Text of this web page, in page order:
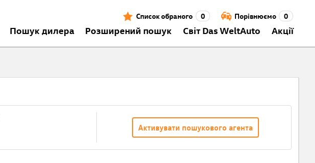
Список обраного 0 Порівнюємо 0
Пошук дилера Розширений пошук Світ Das WeltAuto Акції
Активувати пошукового агента